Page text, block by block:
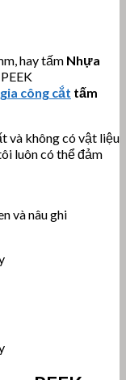
hay tấm Nhựa
gia công cắt tấm
và không có vật liệu
luôn có thể đảm
và nâu ghi